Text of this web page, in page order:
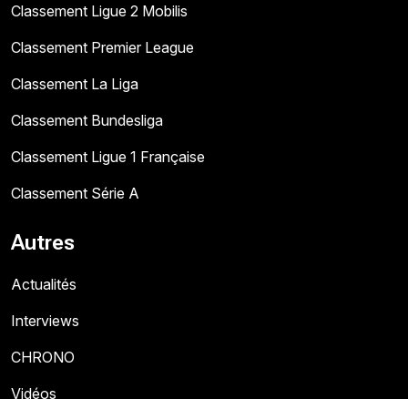
Classement Ligue 2 Mobilis
Classement Premier League
Classement La Liga
Classement Bundesliga
Classement Ligue 1 Française
Classement Série A
Autres
Actualités
Interviews
CHRONO
Vidéos